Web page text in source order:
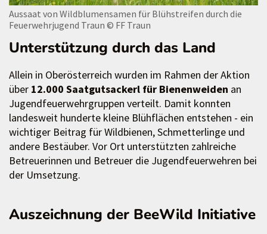
Aussaat von Wildblumensamen für Blühstreifen durch die
Feuerwehrjugend Traun © FF Traun
Unterstützung durch das Land
Allein in Oberösterreich wurden im Rahmen der Aktion
über 12.000 Saatgutsackerl für Bienenweiden an
Jugendfeuerwehrgruppen verteilt. Damit konnten
landesweit hunderte kleine Blühflächen entstehen - ein
wichtiger Beitrag für Wildbienen, Schmetterlinge und
andere Bestäuber. Vor Ort unterstützten zahlreiche
Betreuerinnen und Betreuer die Jugendfeuerwehren bei
der Umsetzung.
Auszeichnung der BeeWild Initiative